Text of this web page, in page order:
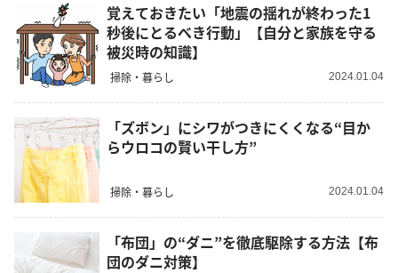
覚えておきたい「地震の揺れが終わった1
秒後にとるべき行動」【自分と家族を守る
被災時の知識】
掃除・暮らし 2024.01.04
「ズボン」にシワがつきにくくなる“目か
らウロコの賢い干し方”
掃除・暮らし 2024.01.04
「布団」の“ダニ”を徹底駆除する方法【布
団のダニ対策】